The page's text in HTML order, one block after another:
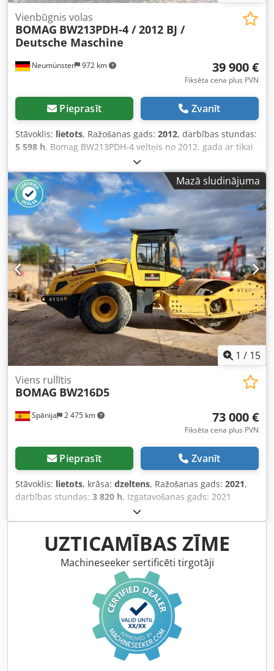
Neumünster 972 km
Vienbūgnis volas
BOMAG BW213PDH-4 / 2012 BJ /
Deutsche Maschine
39 900 €
Fiksēta cena plus PVN
Pieprasīt Zvanīt
Stāvoklis: lietots, Ražošanas gads: 2012, darbības stundas:
5 598 h, Bomag BW213PDH-4 veltņis no 2012. gada ar tikai
5 598 darba stundām! ---- * Ražotājs: Bomag * Tips:
BW213PDH-4 * Izgatavošanas gads: 2012 * Nolasītās darba
stundas: apmēram 5 598 * Darba svars: 13 100 kg *
Kondicionieris * Vācu tehnika * 119 kW * Deutz
dīzeļdzinējs * Papildu fotogrāfijas un video pieejami pēc
pieprasījuma * Cena: 39 900 EUR, neto + 19% PVN ----
Papildu jautājumiem, lūdzu, zvaniet: For more questions
please call: Chodpfsyt Uirjx Aglsa Erik Kortum: WhatsApp
Kai Kortum: WhatsApp Visa informācija ir bez garantijas;
iespējamas kļūdas vai starppārdošana.
Mazā sludinājuma
1 / 15
Spānija 2 475 km
Viens rullītis
BOMAG BW216D5
73 000 €
Fiksēta cena plus PVN
Pieprasīt Zvanīt
Stāvoklis: lietots, krāsa: dzeltens, Ražošanas gads: 2021,
darbības stundas: 3 820 h, Izgatavošanas gads: 2021
Tukšais svars: 16 000 kg Izmēri (G x P x A): 622 x 230 x 299
cm Chedpfx Aex Sqhijglja Dzinēja tips: Deutz DEUTZ
TCD4.1 L-4UZTICAMĪBAS ZĪME
Machineseeker sertificēti tirgotāji